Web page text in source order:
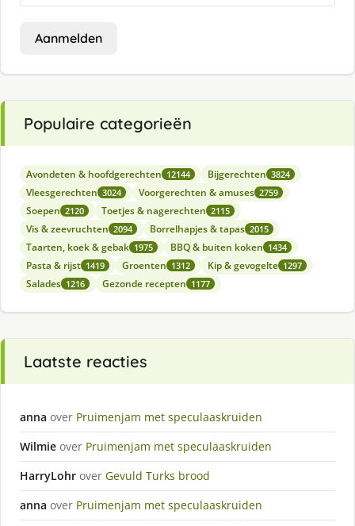
Aanmelden
Populaire categorieën
Avondeten & hoofdgerechten 12144 Bijgerechten 3824
Vleesgerechten 3024 Voorgerechten & amuses 2759
Soepen 2120 Toetjes & nagerechten 2115
Vis & zeevruchten 2094 Borrelhapjes & tapas 2015
Taarten, koek & gebak 1975 BBQ & buiten koken 1434
Pasta & rijst 1419 Groenten 1312 Kip & gevogelte 1297
Salades 1216 Gezonde recepten 1177
Laatste reacties
anna over Pruimenjam met speculaaskruiden
Wilmie over Pruimenjam met speculaaskruiden
HarryLohr over Gevuld Turks brood
anna over Pruimenjam met speculaaskruiden